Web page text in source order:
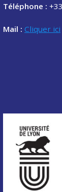
Téléphone :
Mail : Cliquer ici